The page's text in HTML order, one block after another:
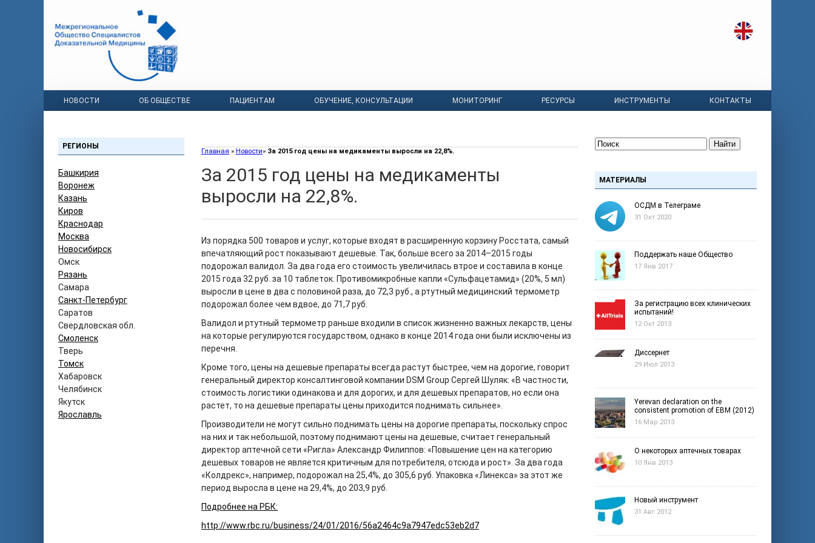
НОВОСТИ ОБ ОБЩЕСТВЕ ПАЦИЕНТАМ ОБУЧЕНИЕ, КОНСУЛЬТАЦИИ МОНИТОРИНГ РЕСУРСЫ ИНСТРУМЕНТЫ КОНТАКТЫ
РЕГИОНЫ
Башкирия
Воронеж
Казань
Киров
Краснодар
Москва
Новосибирск
Омск
Рязань
Самара
Санкт-Петербург
Саратов
Свердловская обл.
Смоленск
Тверь
Томск
Хабаровск
Челябинск
Якутск
Ярославль
Главная » Новости» За 2015 год цены на медикаменты выросли на 22,8%.
За 2015 год цены на медикаменты
выросли на 22,8%.
Из порядка 500 товаров и услуг, которые входят в расширенную корзину Росстата, самый
впечатляющий рост показывают дешевые. Так, больше всего за 2014–2015 годы
подорожал валидол. За два года его стоимость увеличилась втрое и составила в конце
2015 года 32 руб. за 10 таблеток. Противомикробные капли «Сульфацетамид» (20%, 5 мл)
выросли в цене в два с половиной раза, до 72,3 руб., а ртутный медицинский термометр
подорожал более чем вдвое, до 71,7 руб.
Валидол и ртутный термометр раньше входили в список жизненно важных лекарств, цены
на которые регулируются государством, однако в конце 2014 года они были исключены из
перечня.
Кроме того, цены на дешевые препараты всегда растут быстрее, чем на дорогие, говорит
генеральный директор консалтинговой компании DSM Group Сергей Шуляк: «В частности,
стоимость логистики одинакова и для дорогих, и для дешевых препаратов, но если она
растет, то на дешевые препараты цены приходится поднимать сильнее».
Производители не могут сильно поднимать цены на дорогие препараты, поскольку спрос
на них и так небольшой, поэтому поднимают цены на дешевые, считает генеральный
директор аптечной сети «Ригла» Александр Филиппов: «Повышение цен на категорию
дешевых товаров не является критичным для потребителя, отсюда и рост». За два года
«Колдрекс», например, подорожал на 25,4%, до 305,6 руб. Упаковка «Линекса» за этот же
период выросла в цене на 29,4%, до 203,9 руб.
Подробнее на РБК:
http://www.rbc.ru/business/24/01/2016/56a2464c9a7947edc53eb2d7
Найти
МАТЕРИАЛЫ
ОСДМ в Телеграме
31 Окт 2020
Поддержать наше Общество
17 Янв 2017
За регистрацию всех клинических
испытаний!
12 Окт 2013
Диссернет
29 Июл 2013
Yerevan declaration on the
consistent promotion of EBM (2012)
16 Мар 2013
О некоторых аптечных товарах
10 Янв 2013
Новый инструмент
31 Авг 2012